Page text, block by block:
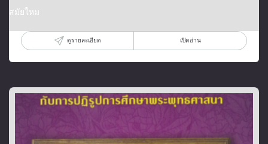
สมัยใหม
ดูรายละเอียด เปิดอ่าน